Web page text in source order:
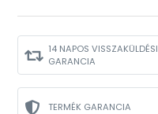
14 NAPOS VISSZAKÜLDÉSI
GARANCIA
TERMÉK GARANCIA